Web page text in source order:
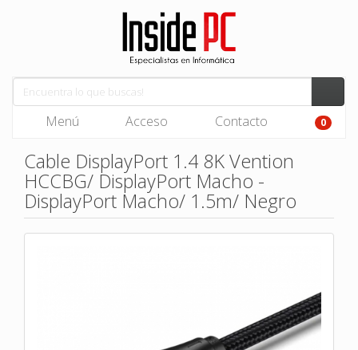
Menú Acceso Contacto 0
Cable DisplayPort 1.4 8K Vention
HCCBG/ DisplayPort Macho -
DisplayPort Macho/ 1.5m/ Negro